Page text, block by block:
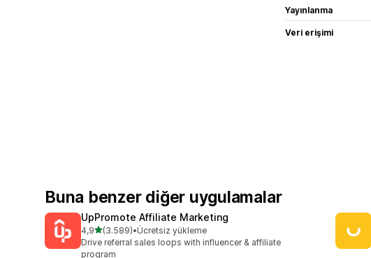
Yayınlanma
Veri erişimi
Buna benzer diğer uygulamalar
UpPromote Affiliate Marketing
4,95 yıldız üzerinden
(3.589)
toplam 3589 değerlendirme
•Ücretsiz yükleme
Drive referral sales loops with influencer & affiliate
program